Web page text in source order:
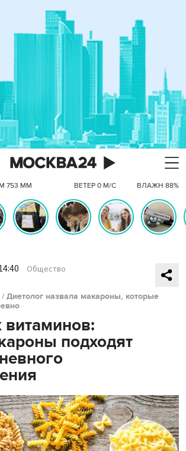
753 ММ ВЕТЕР 0 М/С ВЛАЖН 88%
Общество
/Диетолог назвала макароны, которые
витаминов:
подходят